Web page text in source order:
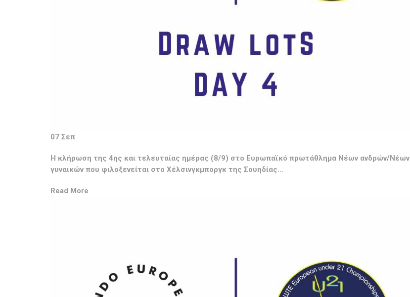
07 Σεπ
Η κλήρωση της 4ης και τελευταίας ημέρας (8/9) στο Ευρωπαϊκό πρωτάθλημα Νέων ανδρών/Νέων
γυναικών που φιλοξενείται στο Χέλσινγκμποργκ της Σουηδίας…
Read More